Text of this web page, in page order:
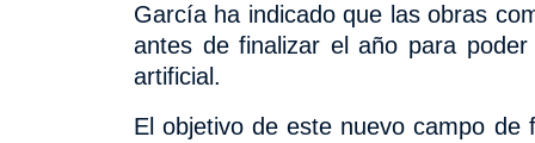
García ha indicado que las obras
antes de finalizar el año para
artificial.
El objetivo de este nuevo campo de